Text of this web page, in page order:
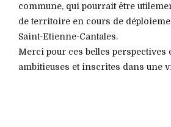
commune, qui pourrait être
de territoire en cours de
Saint-Etienne-Cantales.
Merci pour ces belles perspectives
ambitieuses et inscrites dans une